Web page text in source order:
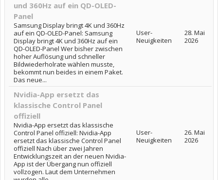
und 360Hz auf ein QD-OLED-
Panel
Samsung Display bringt 4K und 360Hz
auf ein QD-OLED-Panel: Samsung
Display bringt 4K und 360Hz auf ein
QD-OLED-Panel Wer bisher zwischen
hoher Auflösung und schneller
Bildwiederholrate wählen musste,
bekommt nun beides in einem Paket.
Das neue...
User-
Neuigkeiten
28. Mai
2026
Nvidia-App ersetzt das
klassische Control Panel
offiziell
Nvidia-App ersetzt das klassische
Control Panel offiziell: Nvidia-App
ersetzt das klassische Control Panel
offiziell Nach über zwei Jahren
Entwicklungszeit an der neuen Nvidia-
App ist der Übergang nun offiziell
vollzogen. Laut dem Unternehmen
User-
Neuigkeiten
26. Mai
2026